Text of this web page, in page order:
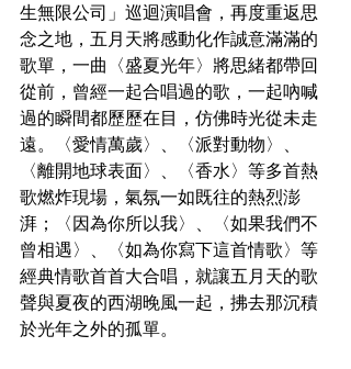
生無限公司」巡迴演唱會，再度重返思
念之地，五月天將感動化作誠意滿滿的
歌單，一曲〈盛夏光年〉將思緒都帶回
從前，曾經一起合唱過的歌，一起吶喊
過的瞬間都歷歷在目，仿佛時光從未走
遠。〈愛情萬歲〉、〈派對動物〉、
〈離開地球表面〉、〈香水〉等多首熱
歌燃炸現場，氣氛一如既往的熱烈澎
湃；〈因為你所以我〉、〈如果我們不
曾相遇〉、〈如為你寫下這首情歌〉等
經典情歌首首大合唱，就讓五月天的歌
聲與夏夜的西湖晚風一起，拂去那沉積
於光年之外的孤單。